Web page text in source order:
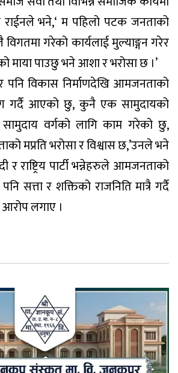
राईनले भने,‘ म पहिलो पटक जनताको
गरेको कार्यलाई मुल्याङ्गन गरेर
माया पाउछु भने आशा र भरोसा छ ।’
विकास निर्माणदेखि आमजनताको
गर्दै आएको छु, कुनै एक सामुदायको
वर्गको लागि काम गरेको छु,
मप्रति भरोसा र विश्वास छ,’उनले भने
राष्ट्रिय पार्टी भन्नेहरुले आमजनताको
सत्ता र शक्तिको राजनिति मात्रै गर्दै
लगाए ।